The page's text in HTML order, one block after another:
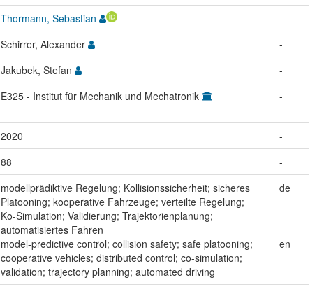
Thormann, Sebastian
-
Schirrer, Alexander
-
Jakubek, Stefan
-
E325 - Institut für Mechanik und Mechatronik -
2020
-
88
-
modellprädiktive Regelung; Kollisionssicherheit; sicheres
Platooning; kooperative Fahrzeuge; verteilte Regelung;
Ko-Simulation; Validierung; Trajektorienplanung;
automatisiertes Fahren
de
model-predictive control; collision safety; safe platooning;
cooperative vehicles; distributed control; co-simulation;
validation; trajectory planning; automated driving
en